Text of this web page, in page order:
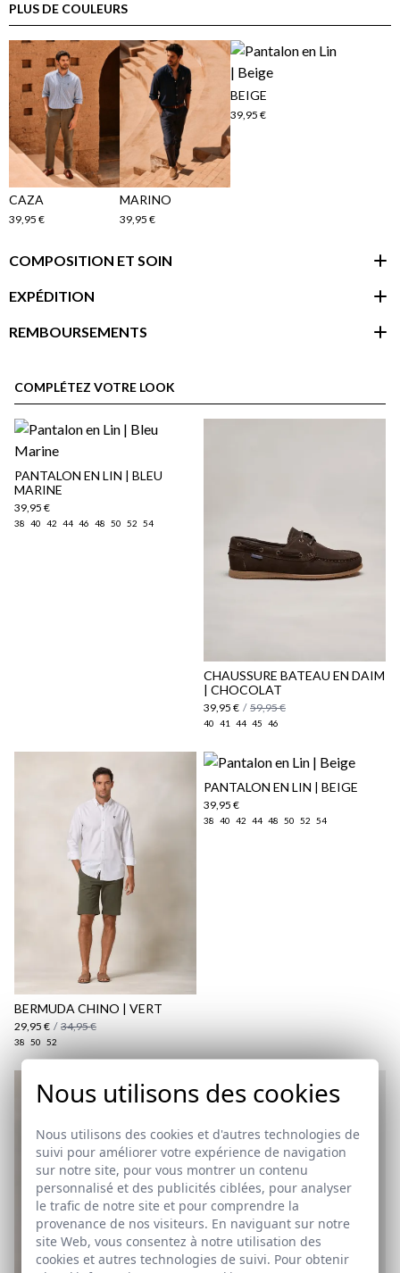
PLUS DE COULEURS
CAZA
39,95 €
MARINO
39,95 €
BEIGE
39,95 €
COMPOSITION ET SOIN
EXPÉDITION
REMBOURSEMENTS
COMPLÉTEZ VOTRE LOOK
PANTALON EN LIN | BLEU
MARINE
39,95 €
38 40 42 44 46 48 50 52 54
CHAUSSURE BATEAU EN DAIM
| CHOCOLAT
39,95 € / 59,95 €
40 41 44 45 46
BERMUDA CHINO | VERT
29,95 € / 34,95 €
38 50 52
PANTALON EN LIN | BEIGE
39,95 €
38 40 42 44 48 50 52 54
Nous utilisons des cookies
Nous utilisons des cookies et d'autres technologies de
suivi pour améliorer votre expérience de navigation
sur notre site, pour vous montrer un contenu
personnalisé et des publicités ciblées, pour analyser
le trafic de notre site et pour comprendre la
provenance de nos visiteurs. En naviguant sur notre
site Web, vous consentez à notre utilisation des
cookies et autres technologies de suivi. Pour obtenir